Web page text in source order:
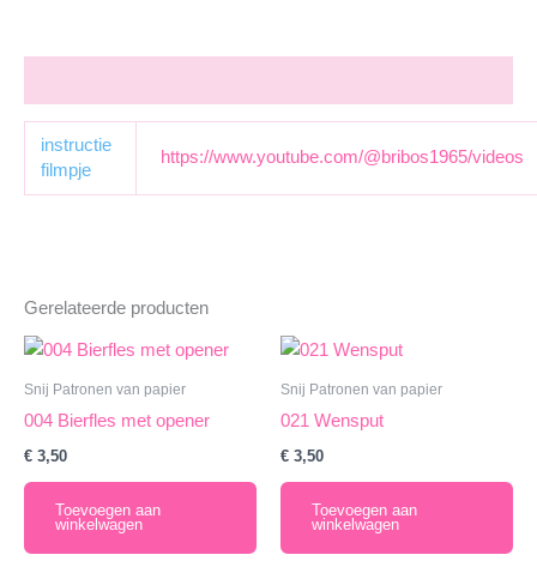
instructie
filmpje
https://www.youtube.com/@bribos1965/videos
Gerelateerde producten
Snij Patronen van papier
004 Bierfles met opener
€ 3,50
Toevoegen aan
winkelwagen
Snij Patronen van papier
021 Wensput
€ 3,50
Toevoegen aan
winkelwagen